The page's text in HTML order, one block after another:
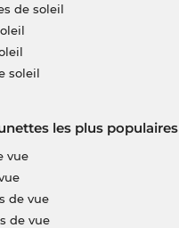
de soleil
soleil
les plus populaires
vue
de vue
de vue